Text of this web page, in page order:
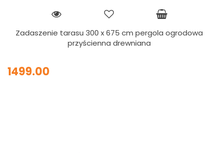
Zadaszenie tarasu 300 x 675 cm pergola ogrodowa
przyścienna drewniana
1499.00